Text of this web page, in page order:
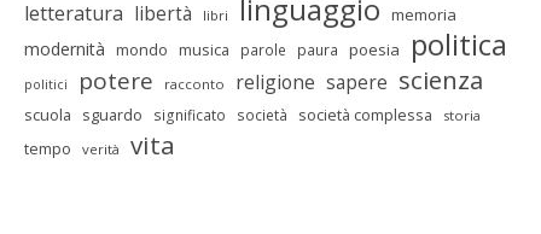
letteratura libertà libri linguaggio memoria
modernità mondo musica parole paura poesia politica
politici potere racconto religione sapere scienza
scuola sguardo significato società società complessa storia
tempo verità vita